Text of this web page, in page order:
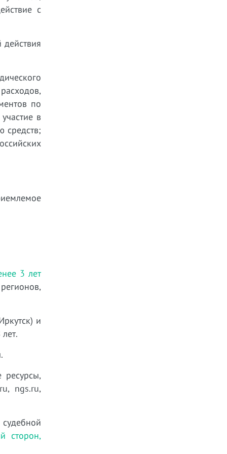
с
по
в
средств;
3 лет
и
ресурсы,
ngs.ru,
сторон,